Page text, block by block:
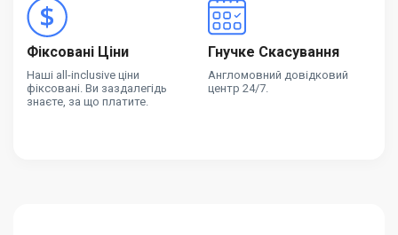
Фіксовані Ціни
Наші all-inclusive ціни
фіксовані. Ви заздалегідь
знаєте, за що платите.
Гнучке Скасування
Англомовний довідковий
центр 24/7.